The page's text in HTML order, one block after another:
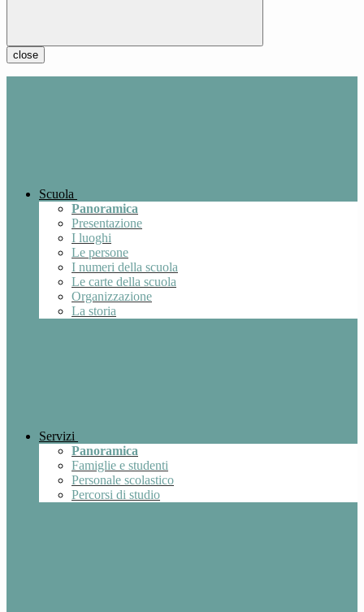
close
Scuola
Panoramica
Presentazione
I luoghi
Le persone
I numeri della scuola
Le carte della scuola
Organizzazione
La storia
Servizi
Panoramica
Famiglie e studenti
Personale scolastico
Percorsi di studio